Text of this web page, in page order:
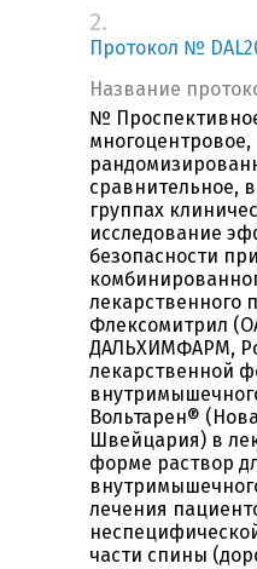
2.
Протокол №
Название
№
многоцентровое,
сравнительное,
группах
исследование
безопасности
лекарственного
Флексомитрил
ДАЛЬХИМФАРМ,
лекарственной
Вольтарен®
Швейцария) в
форме раствор
лечения
части спины